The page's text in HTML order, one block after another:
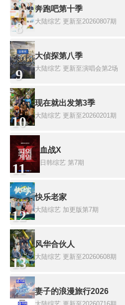
8
奔跑吧第十季
大陆综艺 更新至20260807期
9
大侦探第八季
大陆综艺 更新至演唱会第2场
10
现在就出发第3季
大陆综艺 更新至20260201期
11
血战X
日韩综艺 第7期
12
快乐老家
大陆综艺 加更版第7期
13
风华合伙人
大陆综艺 更新至20260608期
妻子的浪漫旅行2026